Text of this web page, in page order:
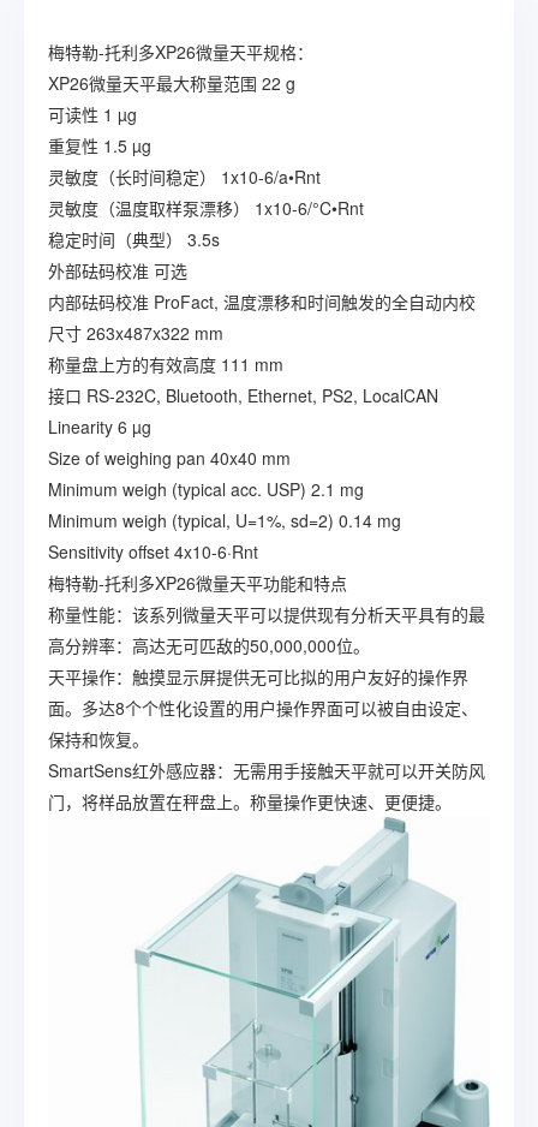
梅特勒-托利多XP26微量天平规格：
XP26微量天平最大称量范围 22 g
可读性 1 µg
重复性 1.5 µg
灵敏度（长时间稳定） 1x10-6/a•Rnt
灵敏度（温度取样泵漂移） 1x10-6/°C•Rnt
稳定时间（典型） 3.5s
外部砝码校准 可选
内部砝码校准 ProFact, 温度漂移和时间触发的全自动内校
尺寸 263x487x322 mm
称量盘上方的有效高度 111 mm
接口 RS-232C, Bluetooth, Ethernet, PS2, LocalCAN
Linearity 6 µg
Size of weighing pan 40x40 mm
Minimum weigh (typical acc. USP) 2.1 mg
Minimum weigh (typical, U=1%, sd=2) 0.14 mg
Sensitivity offset 4x10-6·Rnt
梅特勒-托利多XP26微量天平功能和特点
称量性能：该系列微量天平可以提供现有分析天平具有的最
高分辨率：高达无可匹敌的50,000,000位。
天平操作：触摸显示屏提供无可比拟的用户友好的操作界
面。多达8个个性化设置的用户操作界面可以被自由设定、
保持和恢复。
SmartSens红外感应器：无需用手接触天平就可以开关防风
门，将样品放置在秤盘上。称量操作更快速、更便捷。